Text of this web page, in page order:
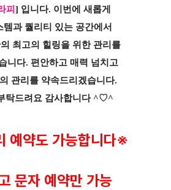
피] 입니다. 이번에 새롭게
템과 퀄리티 있는 공간에서
최고의 힐링을 위한 관리를
니다. 편안하고 매력 넘치고
관리를 약속드리겠습니다.
탁드려요 감사합니다 ^♡^
예약도 가능합니다※
문자 예약만 가능